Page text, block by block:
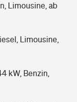
Limousine, ab
Limousine,
kW, Benzin,